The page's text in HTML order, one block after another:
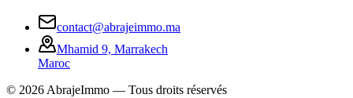
contact@abrajeimmo.ma
Mhamid 9, Marrakech
Maroc
© 2026AbrajeImmo — Tous droits réservés